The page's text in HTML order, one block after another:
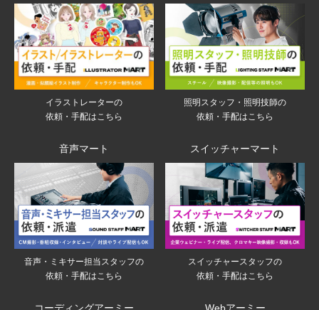
イラストレーターの
依頼・手配はこちら
照明スタッフ・照明技師の
依頼・手配はこちら
音声マート
音声・ミキサー担当スタッフの
依頼・手配はこちら
スイッチャーマート
スイッチャースタッフの
依頼・手配はこちら
コーディングアーミー Webアーミー